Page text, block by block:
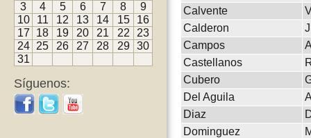
3
4 5 6 7 8
9
10
11 12 13 14 15
16
17
18 19 20 21 22
23
24
25 26 27 28 29
30
31
Síguenos:
Calvente
Calderon
Campos
Castellanos
Cubero
Del Aguila
Diaz
Dominguez